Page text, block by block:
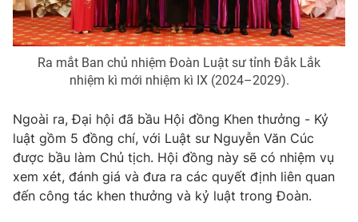
Ðiện thoại Thời báo VTV:
024.66 897 897
Email:toasoan@vtv.vn
Liên hệ quảng cáo:
Ra mắt Ban chủ nhiệm Đoàn Luật sư tỉnh Đắk Lắk
nhiệm kì mới nhiệm kì IX (2024–2029).
Ngoài ra, Đại hội đã bầu Hội đồng Khen thưởng - Kỷ
luật gồm 5 đồng chí, với Luật sư Nguyễn Văn Cúc
được bầu làm Chủ tịch. Hội đồng này sẽ có nhiệm vụ
xem xét, đánh giá và đưa ra các quyết định liên quan
đến công tác khen thưởng và kỷ luật trong Đoàn.